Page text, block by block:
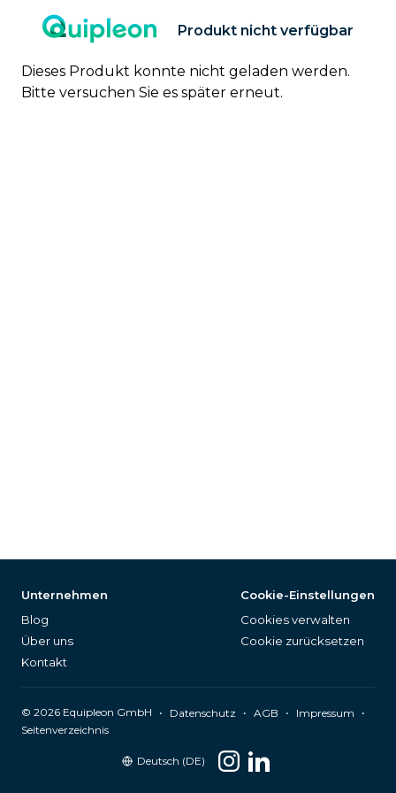
Produkt nicht verfügbar
Dieses Produkt konnte nicht geladen werden.
Bitte versuchen Sie es später erneut.
Unternehmen
Blog
Über uns
Kontakt
Cookie-Einstellungen
Cookies verwalten
Cookie zurücksetzen
© 2026 Equipleon GmbH • Datenschutz • AGB • Impressum
•
Seitenverzeichnis
Deutsch (DE)